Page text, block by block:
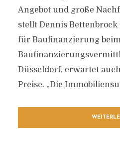
Angebot und große
stellt Dennis Bettenbrock
für Baufinanzierung
Düsseldorf, erwartet
Preise. „Die